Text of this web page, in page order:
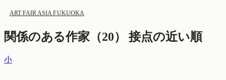
ART FAIR ASIA FUKUOKA
関係のある作家（20） 接点の近い順
小